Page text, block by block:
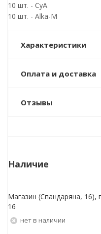
10 шт. - CyA
10 шт. - Alka-M
Характеристики
Оплата и доставка
Отзывы
Наличие
Магазин (Спандаряна, 16),
16
Нет в наличии